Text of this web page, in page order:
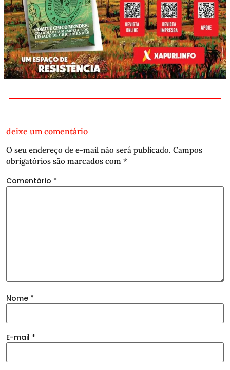
deixe um comentário
O seu endereço de e-mail não será publicado. Campos
obrigatórios são marcados com *
Comentário *
Nome *
E-mail *